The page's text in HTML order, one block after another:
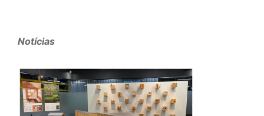
Notícias